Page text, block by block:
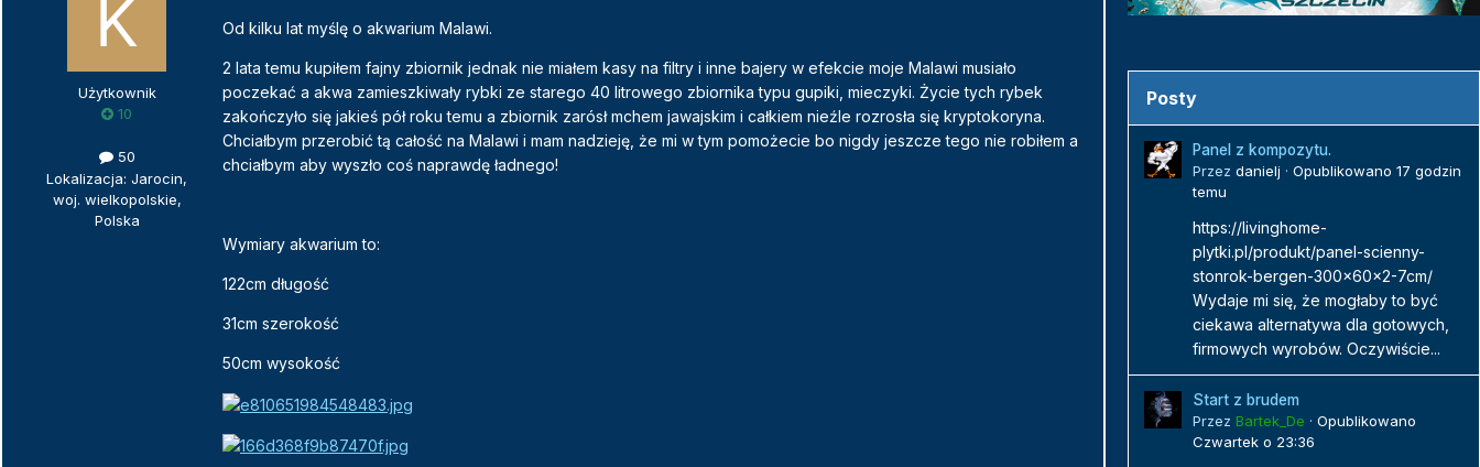
Użytkownik
10
50
Lokalizacja: Jarocin,
woj. wielkopolskie,
Polska
Od kilku lat myślę o akwarium Malawi.
2 lata temu kupiłem fajny zbiornik jednak nie miałem kasy na filtry i inne bajery w efekcie moje Malawi musiało
poczekać a akwa zamieszkiwały rybki ze starego 40 litrowego zbiornika typu gupiki, mieczyki. Życie tych rybek
zakończyło się jakieś pół roku temu a zbiornik zarósł mchem jawajskim i całkiem nieźle rozrosła się kryptokoryna.
Chciałbym przerobić tą całość na Malawi i mam nadzieję, że mi w tym pomożecie bo nigdy jeszcze tego nie robiłem a
chciałbym aby wyszło coś naprawdę ładnego!
Wymiary akwarium to:
122cm długość
31cm szerokość
50cm wysokość
Posty
Panel z kompozytu.
Przez danielj · Opublikowano 17 godzin
temu
https://livinghome-
plytki.pl/produkt/panel-scienny-
stonrok-bergen-300x60x2-7cm/
Wydaje mi się, że mogłaby to być
ciekawa alternatywa dla gotowych,
firmowych wyrobów. Oczywiście...
Start z brudem
Przez Bartek_De · Opublikowano
Czwartek o 23:36